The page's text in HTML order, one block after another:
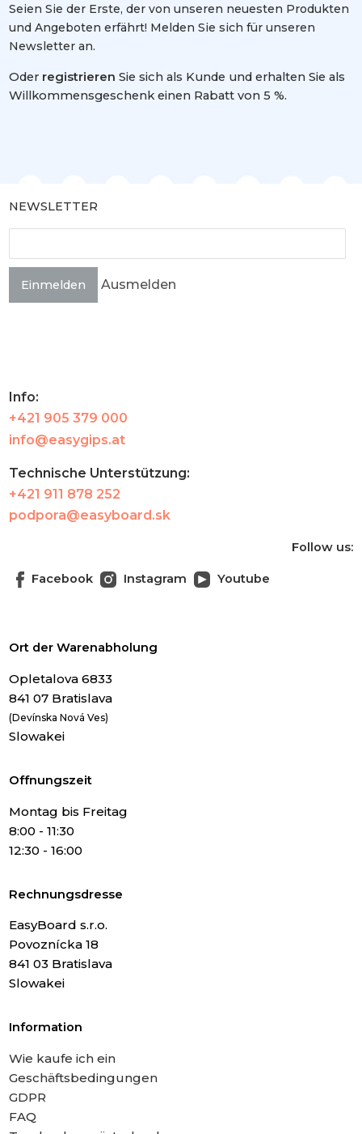
Seien Sie der Erste, der von unseren neuesten Produkten
und Angeboten erfährt! Melden Sie sich für unseren
Newsletter an.
Oder registrieren Sie sich als Kunde und erhalten Sie als
Willkommensgeschenk einen Rabatt von 5 %.
NEWSLETTER
Einmelden Ausmelden
Info:
+421 905 379 000
info@easygips.at
Technische Unterstützung:
+421 911 878 252
podpora@easyboard.sk
Follow us:
Facebook Instagram Youtube
Ort der Warenabholung
Opletalova 6833
841 07 Bratislava
(Devínska Nová Ves)
Slowakei
Offnungszeit
Montag bis Freitag
8:00 - 11:30
12:30 - 16:00
Rechnungsdresse
EasyBoard s.r.o.
Povoznícka 18
841 03 Bratislava
Slowakei
Information
Wie kaufe ich ein
Geschäftsbedingungen
GDPR
FAQ